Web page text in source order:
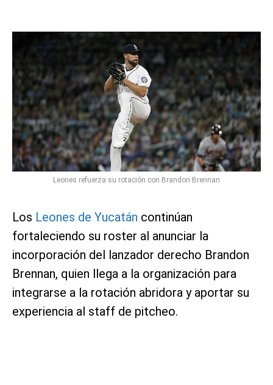
Leones refuerza su rotación con Brandon Brennan
Los Leones de Yucatán continúan
fortaleciendo su roster al anunciar la
incorporación del lanzador derecho Brandon
Brennan, quien llega a la organización para
integrarse a la rotación abridora y aportar su
experiencia al staff de pitcheo.